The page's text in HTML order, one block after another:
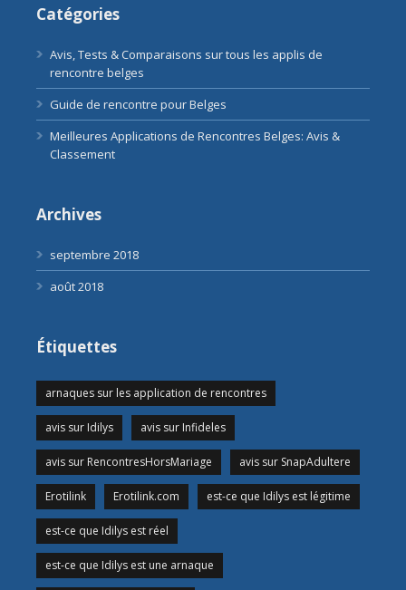
Catégories
Avis, Tests & Comparaisons sur tous les applis de
rencontre belges
Guide de rencontre pour Belges
Meilleures Applications de Rencontres Belges: Avis &
Classement
Archives
septembre 2018
août 2018
Étiquettes
arnaques sur les application de rencontres
avis sur Idilys avis sur Infideles
avis sur RencontresHorsMariage avis sur SnapAdultere
Erotilink Erotilink.com est-ce que Idilys est légitime
est-ce que Idilys est réel
est-ce que Idilys est une arnaque